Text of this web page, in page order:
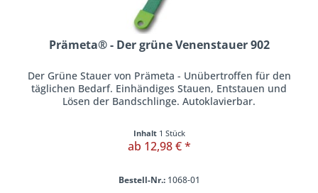
Prämeta® - Der grüne Venenstauer 902
Der Grüne Stauer von Prämeta - Unübertroffen für den
täglichen Bedarf. Einhändiges Stauen, Entstauen und
Lösen der Bandschlinge. Autoklavierbar.
Inhalt 1 Stück
ab 12,98 € *
Bestell-Nr.:1068-01